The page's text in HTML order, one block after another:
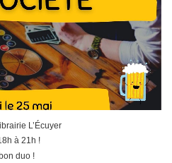
L’Écuyer
à 21h !
duo !